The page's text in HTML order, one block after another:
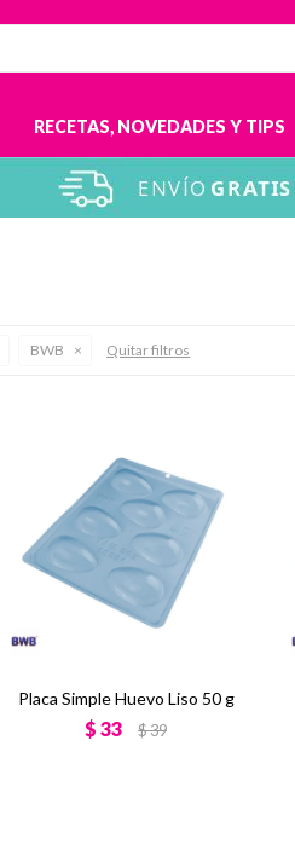
RECETAS, NOVEDADES Y TIPS
BWB Quitar filtros
Placa Simple Huevo Liso 50 g
$ 33 $39